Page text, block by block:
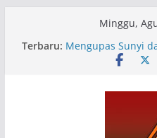
Minggu,
Terbaru: Pameran Lukisan
Kota Blitar : Ketika
Mengupas Sunyi
Menjaga Marwah
Kunjungan Kerja
(BHS) Anggota